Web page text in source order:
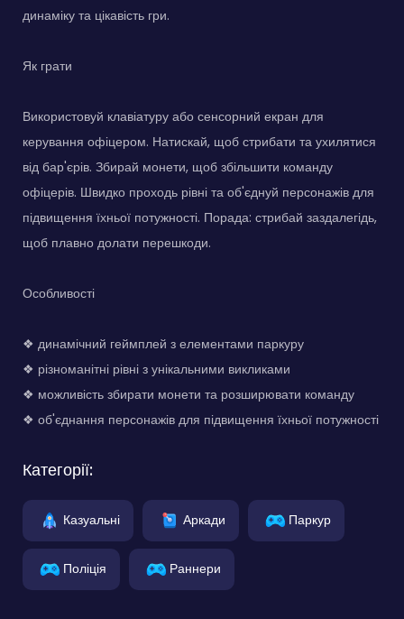
динаміку та цікавість гри.
Як грати
Використовуй клавіатуру або сенсорний екран для
керування офіцером. Натискай, щоб стрибати та ухилятися
від бар'єрів. Збирай монети, щоб збільшити команду
офіцерів. Швидко проходь рівні та об'єднуй персонажів для
підвищення їхньої потужності. Порада: стрибай заздалегідь,
щоб плавно долати перешкоди.
Особливості
❖ динамічний геймплей з елементами паркуру
❖ різноманітні рівні з унікальними викликами
❖ можливість збирати монети та розширювати команду
❖ об'єднання персонажів для підвищення їхньої потужності
Категорії:
Казуальні Аркади Паркур
Поліція Раннери